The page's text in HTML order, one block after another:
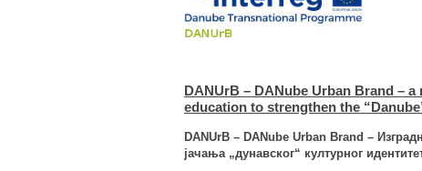
DANUrB – DANube Urban Brand –
education to strengthen the
DANUrB – DANube Urban Brand –
јачања „дунавског“ културног